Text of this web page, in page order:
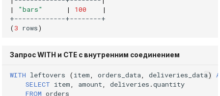
|
"bars" | 100
|
(3 rows)
Запрос WITH и CTE с внутренним соединением
WITH leftovers (item orders_data deliveries_data)
SELECT item amount deliveries .quantity
FROM orders